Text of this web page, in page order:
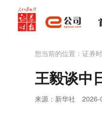
您当前的位置： 证券
王毅谈中
来源：新华社 2026-